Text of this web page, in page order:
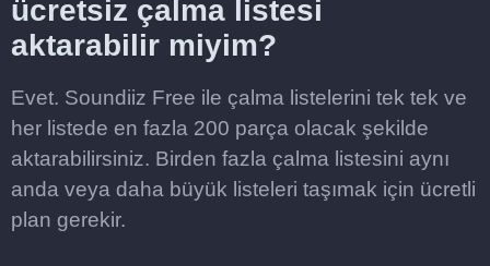
ücretsiz çalma listesi
aktarabilir miyim?
Evet. Soundiiz Free ile çalma listelerini tek tek ve
her listede en fazla 200 parça olacak şekilde
aktarabilirsiniz. Birden fazla çalma listesini aynı
anda veya daha büyük listeleri taşımak için ücretli
plan gerekir.